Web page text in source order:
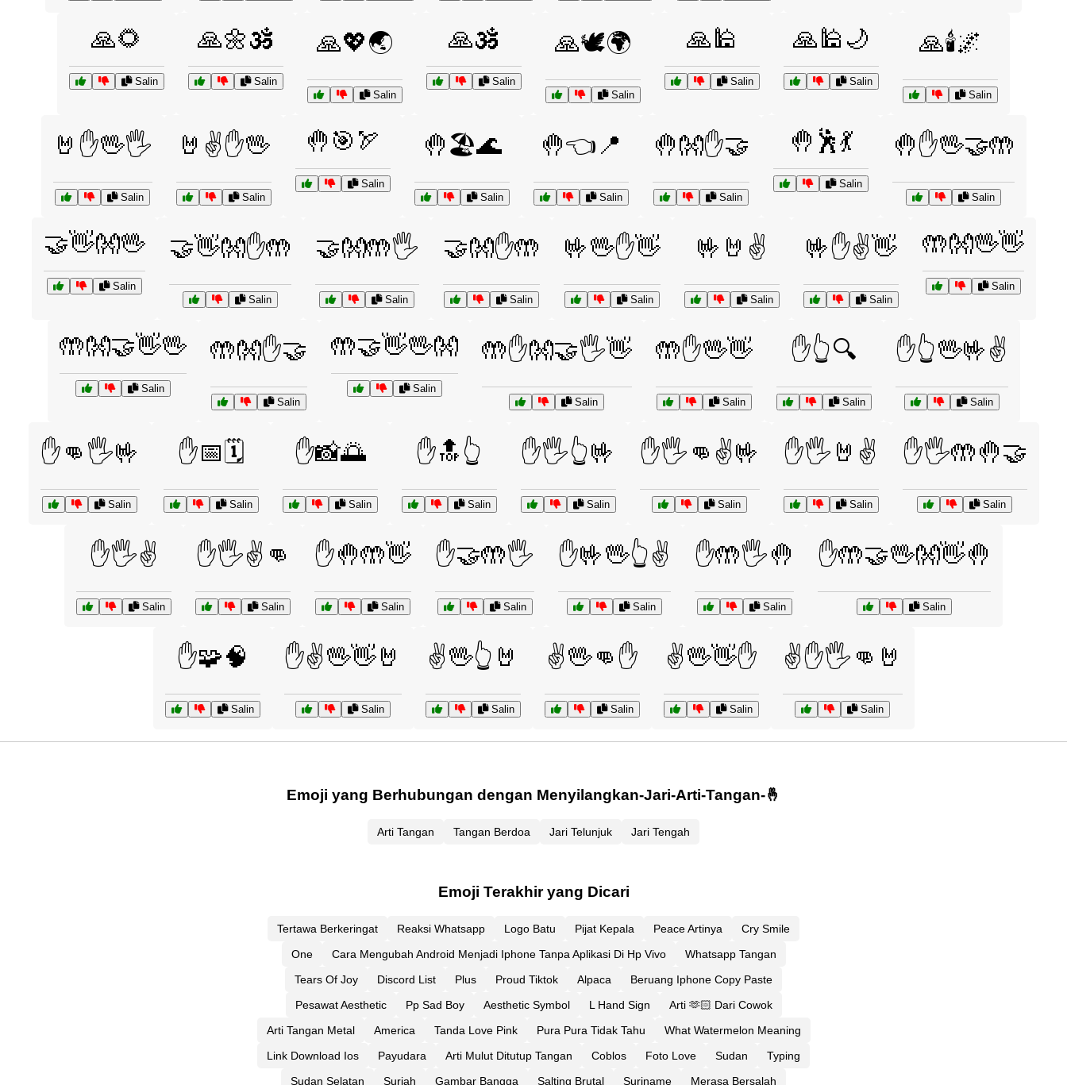
🙏🌻
Salin
🙏🌼🕉️
Salin
🙏💖🌏
Salin
🙏🕉️
Salin
🙏🕊️🌍
Salin
🙏🕌
Salin
🙏🕌🌙
Salin
🙏🕯️🌌
Salin
🤘✋🖖🖐️
Salin
🤘✌️✋🖖
Salin
🤚🎯🏹
Salin
🤚🏖️🌊
Salin
🤚👈📍
Salin
🤚👐✋🤝
Salin
🤚🕺💃
Salin
🤚✋🖖🤝🤲
Salin
🤝👋👐🖖
Salin
🤝👋👐✋🤲
Salin
🤝👐🤲🖐️
Salin
🤝👐✋🤲
Salin
🤟🖖✋👋
Salin
🤟🤘✌️
Salin
🤟✋✌️👋
Salin
🤲👐🖖👋
Salin
🤲👐🤝👋🖖
Salin
🤲👐✋🤝
Salin
🤲🤝👋🖖👐
Salin
🤲✋👐🤝🖐️👋
Salin
🤲✋🖖👋
Salin
✋👆🔍
Salin
✋👆🖖🤟✌️
Salin
✋👊🖐️🤟
Salin
✋📅🗓️
Salin
✋📸🌅
Salin
✋🔝👆
Salin
✋🖐️👆🤟
Salin
✋🖐️👊✌️🤟
Salin
✋🖐️🤘✌️
Salin
✋🖐️🤲🤚🤝
Salin
✋🖐️✌️
Salin
✋🖐️✌️👊
Salin
✋🤚🤲👋
Salin
✋🤝🤲🖐️
Salin
✋🤟🖖👆✌️
Salin
✋🤲🖐️🤚
Salin
✋🤲🤝🖖👐👋🤚
Salin
✋🧩🧠
Salin
✋✌️🖖👋🤘
Salin
✌️🖖👆🤘
Salin
✌️🖖👊✋
Salin
✌️🖖👋✋
Salin
✌️✋🖐️👊🤘
Salin
Emoji yang Berhubungan dengan Menyilangkan-Jari-Arti-Tangan-🤞
Arti Tangan Tangan Berdoa Jari Telunjuk Jari Tengah
Emoji Terakhir yang Dicari
Tertawa Berkeringat Reaksi Whatsapp Logo Batu Pijat Kepala Peace Artinya
Cry Smile
One
Cara Mengubah Android Menjadi Iphone Tanpa Aplikasi Di Hp Vivo
Whatsapp Tangan
Tears Of Joy
Discord List Plus Proud Tiktok Alpaca
Beruang Iphone Copy Paste
Pesawat Aesthetic
Pp Sad Boy Aesthetic Symbol L Hand Sign
Arti 🫶🏻 Dari Cowok
Arti Tangan Metal
America Tanda Love Pink Pura Pura Tidak Tahu
What Watermelon Meaning
Link Download Ios
Payudara Arti Mulut Ditutup Tangan Coblos Foto Love Sudan
Typing
Sudan Selatan
Suriah Gambar Bangga Salting Brutal Suriname Merasa Bersalah